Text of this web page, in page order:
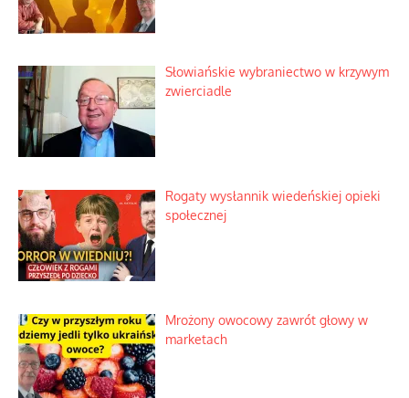
Słowiańskie wybraniectwo w krzywym
zwierciadle
Rogaty wysłannik wiedeńskiej opieki
społecznej
Mrożony owocowy zawrót głowy w
marketach